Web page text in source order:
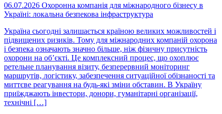
06.07.2026 Охоронна компанія для міжнародного бізнесу в
Україні: локальна безпекова інфраструктура
Україна сьогодні залишається країною великих можливостей і
підвищених ризиків. Тому для міжнародних компаній охорона
і безпека означають значно більше, ніж фізичну присутність
охорони на об’єкті. Це комплексний процес, що охоплює
ретельне планування візиту, безперервний моніторинг
маршрутів, логістику, забезпечення ситуаційної обізнаності та
миттєве реагування на будь-які зміни обставин. В Україну
приїжджають інвестори, донори, гуманітарні організації,
технічні […]